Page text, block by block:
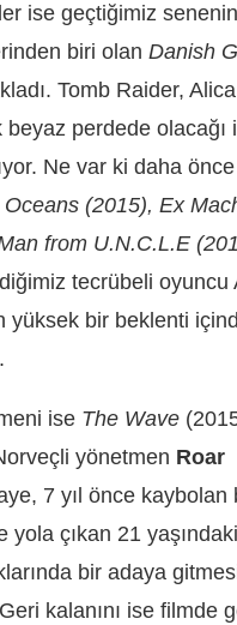
ise geçtiğimiz
biri olan Danish
Tomb Raider,
beyaz perdede olacağı
Ne var ki daha önce
(2015), Ex
from U.N.C.L.E
tecrübeli oyuncu
yüksek bir beklenti
ise The Wave
yönetmen Roar
7 yıl önce kaybolan
yola çıkan 21
bir adaya
kalanını ise filmde